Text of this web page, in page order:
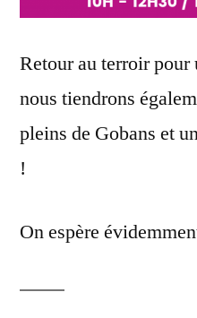
Retour au terroir
nous tiendrons
pleins de Gobans et
!
On espère